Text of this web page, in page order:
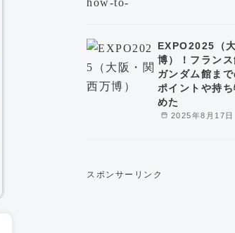
2025年8月17日
EXPO2025（
博）！フラン
ガンダム館ま
ポイントや持
めた
スポンサーリンク